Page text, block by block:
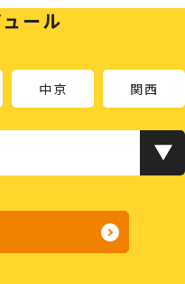
ール
中京 関西